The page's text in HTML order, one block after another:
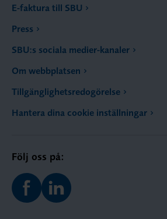
E-faktura till SBU
Press
SBU:s sociala medier-kanaler
Om webbplatsen
Tillgänglighetsredogörelse
Hantera dina cookie inställningar
Följ oss på: